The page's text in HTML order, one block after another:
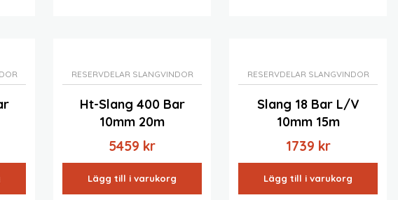
RESERVDELAR SLANGVINDOR
Ht-Slang 400 Bar
10mm 20m
5459 kr
Lägg till i varukorg
RESERVDELAR SLANGVINDOR
Slang 18 Bar L/v
10mm 15m
1739 kr
Lägg till i varukorg